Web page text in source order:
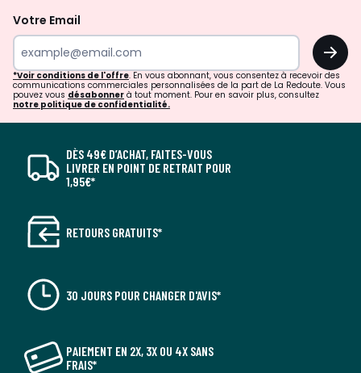
Votre Email
OK
*Voir conditions de l'offre. En vous abonnant, vous consentez à recevoir des
communications commerciales personnalisées de la part de La Redoute. Vous
pouvez vous désabonner à tout moment. Pour en savoir plus, consultez
notre politique de confidentialité.
DÈS 49€ D’ACHAT, FAITES-VOUS
LIVRER EN POINT DE RETRAIT POUR
1,95€*
RETOURS GRATUITS*
30 JOURS POUR CHANGER D'AVIS*
PAIEMENT EN 2X, 3X OU 4X SANS
FRAIS*